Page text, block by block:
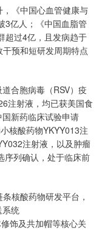
《中国心血管健康与
3亿人；《中国血脂管
超过4亿，且发病趋于
预和短研发周期特点
合胞病毒（RSV）疫
注射液，均已获美国食
新药临床试验申请
核酸药物YKYY013注
注射液，以及肿瘤
序列确认，处于临床前
核酸药物研发平台，
系统
饰及共加帽等核心关